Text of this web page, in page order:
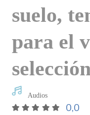
suelo,
para el
Audios
0,0